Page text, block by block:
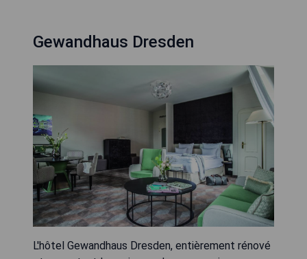
Gewandhaus Dresden
L'hôtel Gewandhaus Dresden, entièrement rénové